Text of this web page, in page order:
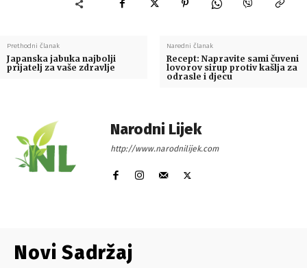
Prethodni članak
Japanska jabuka najbolji
prijatelj za vaše zdravlje
Naredni članak
Recept: Napravite sami čuveni
lovorov sirup protiv kašlja za
odrasle i djecu
Narodni Lijek
http://www.narodnilijek.com
Novi Sadržaj